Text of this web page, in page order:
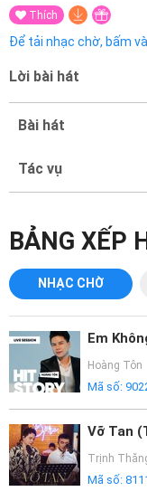
Thể
Loại
Sĩ
Khuyến
Mại
Hướng
Dẫn
Funring
Doanh
Nghiệp
Thích
Để tải nhạc chờ, bấm
Lời bài hát
Bài hát
Tác vụ
BẢNG XẾP
NHẠC CHỜ
Hoàng Tôn
Mã số:
Vỡ Tan
Trịnh
Mã số: